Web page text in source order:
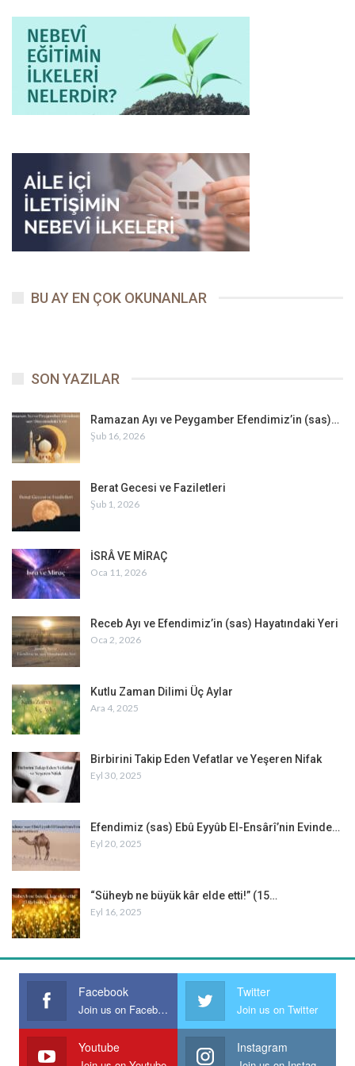
Selçuk Camcı, 1992 İlahiyat mezunu. Hadis Ana bilim Dalı’ndan
yüksek lisansını yapan Camcı, İslam hukukundan doktora
öğrencisi. Yeni Ümit Dergisi başta olmak üzere dini yayınlarda
editör olarak çalıştı. Amerika Birleşik Devletlerinde Chaplaincy
(manevi rehberlik) eğitimi aldı.
, 20.
Tirmizî,Et’ime, 20
3 Tirmizî, Zühd , 47; İbn Mâce,Et’ime, 50.
Peygamber Yolu
BU AY EN ÇOK OKUNANLAR
SON YAZILAR
Ramazan Ayı ve Peygamber Efendimiz’in (sas)…
Şub 16, 2026
Berat Gecesi ve Faziletleri
Şub 1, 2026
İSRÂ VE MİRAÇ
Oca 11, 2026
Receb Ayı ve Efendimiz’in (sas) Hayatındaki Yeri
Oca 2, 2026
Kutlu Zaman Dilimi Üç Aylar
Ara 4, 2025
Birbirini Takip Eden Vefatlar ve Yeşeren Nifak
Eyl 30, 2025
Efendimiz (sas) Ebû Eyyûb El-Ensârî’nin Evinde…
Eyl 20, 2025
“Süheyb ne büyük kâr elde etti!” (15…
Eyl 16, 2025
Facebook
Join us on Facebook
Twitter
Join us on Twitter
Youtube Instagram